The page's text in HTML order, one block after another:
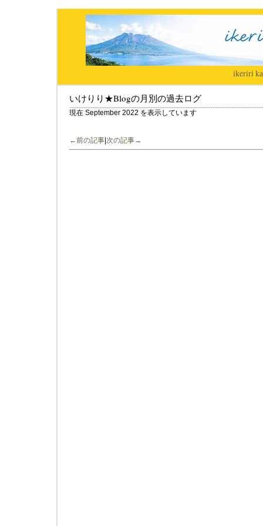
ikeriri|
いけりり★Blogの月別の過去ログ
現在 September 2022 を表示しています
←前の記事 次の記事→